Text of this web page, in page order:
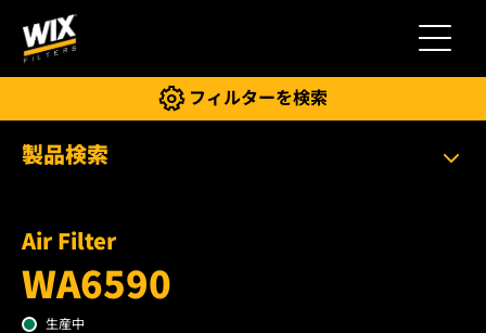
切り替え
フィルターを検索
製品検索
Air Filter
WA6590
生産中